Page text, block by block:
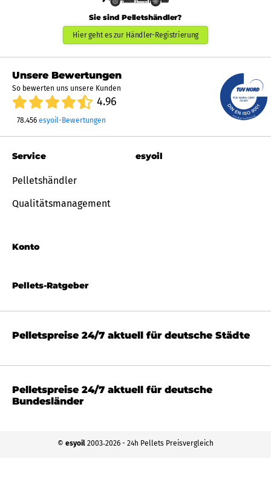
Sie sind Pelletshändler?
Hier geht es zur Händler-Registrierung
Unsere Bewertungen
So bewerten uns unsere Kunden
4.96
78.456 esyoil-Bewertungen
Pellets-Ratgeber
Service
Pelletshändler
Qualitätsmanagement
Konto
esyoil
Pelletspreise 24/7 aktuell für deutsche Städte
Pelletspreise 24/7 aktuell für deutsche
Bundesländer
© esyoil 2003‐2026 - 24h Pellets Preisvergleich